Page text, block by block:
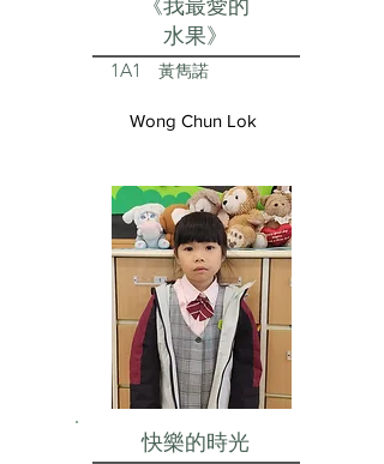
水果》
1A1 黃雋諾
Wong Chun Lok
快樂的時光